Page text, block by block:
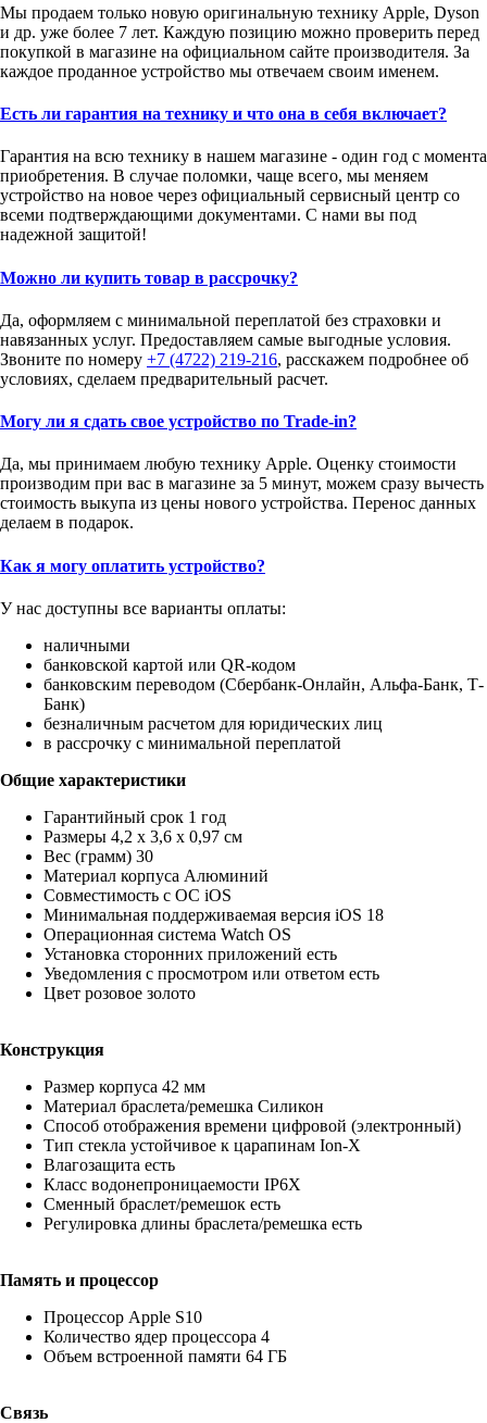
Мы продаем только новую оригинальную технику Apple, Dyson
и др. уже более 7 лет. Каждую позицию можно проверить перед
покупкой в магазине на официальном сайте производителя. За
каждое проданное устройство мы отвечаем своим именем.
Есть ли гарантия на технику и что она в себя включает?
Гарантия на всю технику в нашем магазине - один год с момента
приобретения. В случае поломки, чаще всего, мы меняем
устройство на новое через официальный сервисный центр со
всеми подтверждающими документами. С нами вы под
надежной защитой!
Можно ли купить товар в рассрочку?
Да, оформляем с минимальной переплатой без страховки и
навязанных услуг. Предоставляем самые выгодные условия.
Звоните по номеру +7 (4722) 219-216, расскажем подробнее об
условиях, сделаем предварительный расчет.
Могу ли я сдать свое устройство по Trade-in?
Да, мы принимаем любую технику Apple. Оценку стоимости
производим при вас в магазине за 5 минут, можем сразу вычесть
стоимость выкупа из цены нового устройства. Перенос данных
делаем в подарок.
Как я могу оплатить устройство?
У нас доступны все варианты оплаты:
наличными
банковской картой или QR-кодом
банковским переводом (Сбербанк-Онлайн, Альфа-Банк, Т-
Банк)
безналичным расчетом для юридических лиц
в рассрочку с минимальной переплатой
Общие характеристики
Гарантийный срок 1 год
Размеры 4,2 x 3,6 x 0,97 см
Вес (грамм) 30
Материал корпуса Алюминий
Совместимость с ОС iOS
Минимальная поддерживаемая версия iOS 18
Операционная система Watch OS
Установка сторонних приложений есть
Уведомления с просмотром или ответом есть
Цвет розовое золото
Конструкция
Размер корпуса 42 мм
Материал браслета/ремешка Силикон
Способ отображения времени цифровой (электронный)
Тип стекла устойчивое к царапинам Ion-X
Влагозащита есть
Класс водонепроницаемости IP6X
Сменный браслет/ремешок есть
Регулировка длины браслета/ремешка есть
Память и процессор
Процессор Apple S10
Количество ядер процессора 4
Объем встроенной памяти 64 ГБ
Связь